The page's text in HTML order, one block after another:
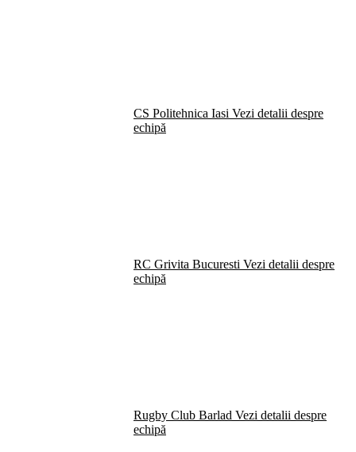
CS Politehnica Iasi Vezi detalii despre
echipă
RC Grivita Bucuresti Vezi detalii despre
echipă
Rugby Club Barlad Vezi detalii despre
echipă